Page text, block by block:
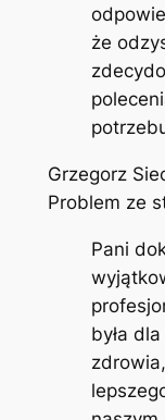
że
Grzegorz
Problem ze
Pani
była